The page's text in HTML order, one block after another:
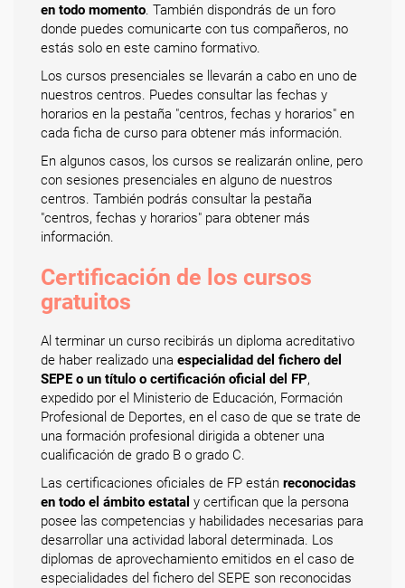
en todo momento. También dispondrás de un foro
donde puedes comunicarte con tus compañeros, no
estás solo en este camino formativo.
Los cursos presenciales se llevarán a cabo en uno de
nuestros centros. Puedes consultar las fechas y
horarios en la pestaña "centros, fechas y horarios" en
cada ficha de curso para obtener más información.
En algunos casos, los cursos se realizarán online, pero
con sesiones presenciales en alguno de nuestros
centros. También podrás consultar la pestaña
"centros, fechas y horarios" para obtener más
información.
Certificación de los cursos
gratuitos
Al terminar un curso recibirás un diploma acreditativo
de haber realizado una especialidad del fichero del
SEPE o un título o certificación oficial del FP,
expedido por el Ministerio de Educación, Formación
Profesional de Deportes, en el caso de que se trate de
una formación profesional dirigida a obtener una
cualificación de grado B o grado C.
Las certificaciones oficiales de FP están reconocidas
en todo el ámbito estatal y certifican que la persona
posee las competencias y habilidades necesarias para
desarrollar una actividad laboral determinada. Los
diplomas de aprovechamiento emitidos en el caso de
especialidades del fichero del SEPE son reconocidas